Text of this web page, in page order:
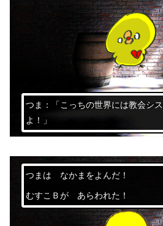
つま：「こっちの世界には教会シ
よ！」
つまは なかまをよんだ！
むすこＢが あらわれた！